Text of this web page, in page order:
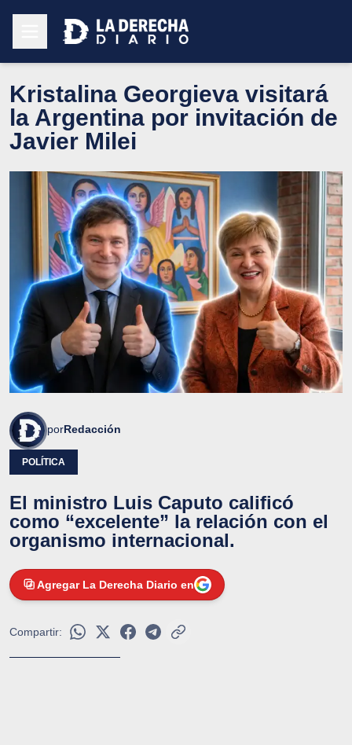
Kristalina Georgieva visitará
la Argentina por invitación de
Javier Milei
porRedacción
POLÍTICA
El ministro Luis Caputo calificó
como “excelente” la relación con el
organismo internacional.
Agregar La Derecha Diario en
Compartir: